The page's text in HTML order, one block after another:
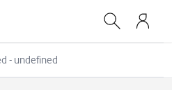
- undefined